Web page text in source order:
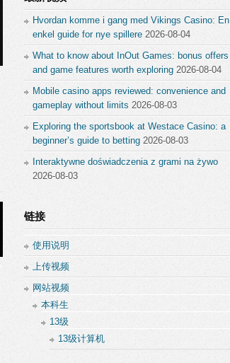
Hvordan komme i gang med Vikings Casino: En
enkel guide for nye spillere 2026-08-04
What to know about InOut Games: bonus offers
and game features worth exploring 2026-08-04
Mobile casino apps reviewed: convenience and
gameplay without limits 2026-08-03
Exploring the sportsbook at Westace Casino: a
beginner’s guide to betting 2026-08-03
Interaktywne doświadczenia z grami na żywo
2026-08-03
链接
使用说明
上传视频
网站视频
本科生
13级
13级计算机